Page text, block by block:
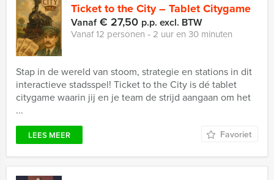
Ticket to the City – Tablet Citygame
Vanaf€ 27,50 p.p. excl. BTW
Vanaf 12 personen ‐ 2 uur en 30 minuten
Stap in de wereld van stoom, strategie en stations in dit
interactieve stadsspel! Ticket to the City is dé tablet
citygame waarin jij en je team de strijd aangaan om het
...
LEES MEER Favoriet